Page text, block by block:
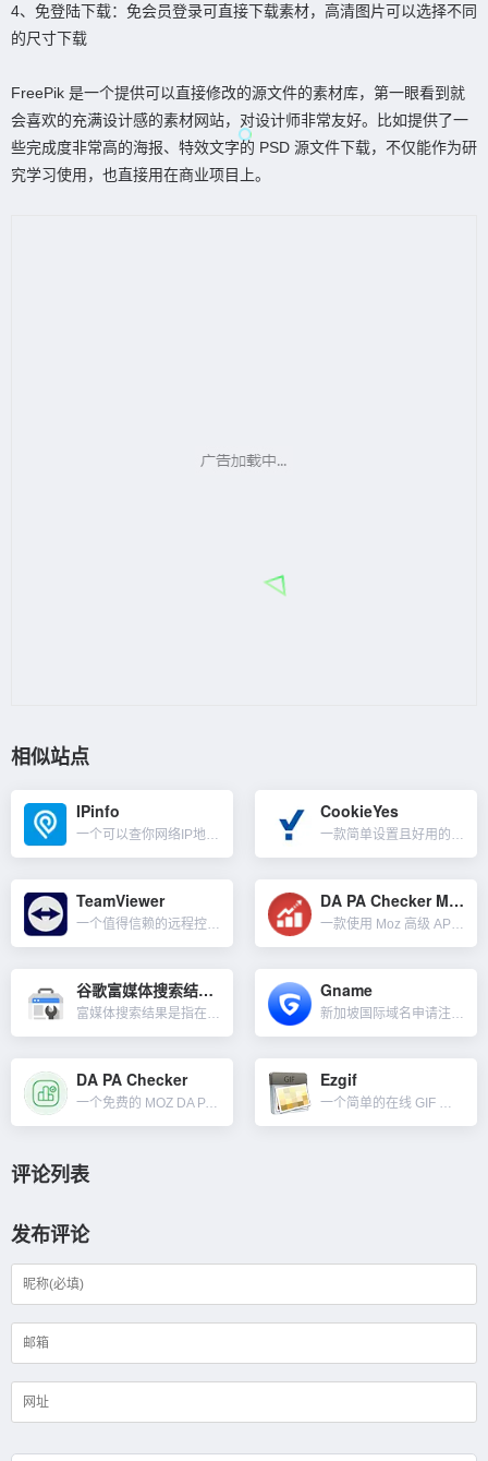
4、免登陆下载：免会员登录可直接下载素材，高清图片可以选择不同
的尺寸下载
FreePik 是一个提供可以直接修改的源文件的素材库，第一眼看到就
会喜欢的充满设计感的素材网站，对设计师非常友好。比如提供了一
些完成度非常高的海报、特效文字的 PSD 源文件下载，不仅能作为研
究学习使用，也直接用在商业项目上。
相似站点
IPinfo CookieYes
TeamViewer
一个值得信赖的远程控制软件，通过TeamViewer的远程技术，可以从任何地方安全的访问设备，随时随地管理和监控你的IT。比如提供支持、解决问题并提供培训；支持全球的同事和客户；远程访问你需要的设备和...
DA PA Checker MOZ
一款使用 Moz 高级 API 开发的批量 DA PA 域名权重检查工具。我们可以用来检查网站的 DA与PA值还有垃圾邮件分数。 一次可以查询20条URL，单击一下检查按钮，很快就会获得结...
谷歌富媒体搜索结果测试
富媒体搜索结果是指在 Google 搜索上提供的与普通蓝色链接不同的用户体验。这类搜索结果可能包括轮换展示内容、图片以及其他非文字元素。与普通搜索结果的差异化展现可提升内容的点击率，测试结果会显示：在...
Gname
新加坡国际域名申请注册商，Gname提供便宜的域名和最可靠的服务，作为领先的域名注册商，为客户提供全球域名注册、抢注、交易、管理、API接口等服务。可查询优质的、有运营历史、有外部链接的权重老域名，与...
DA PA Checker
一个免费的 MOZ DA PA 页面权重检查工具。DA（Domain Authority）和 PA（Page Authority）是两个衡量网站和网页在搜索引擎中表现的指标。它们是 MOZ 开发的专有...
Ezgif
一个简单的在线 GIF 动画制作工具和用于基本动画 GIF 编辑的免费工具集。我们可以在此处创建、调整大小、裁剪、反转、优化 GIF 并将某些效果保存下载。除了GIF动画编辑外，其它一些功能如下：...
评论列表
发布评论